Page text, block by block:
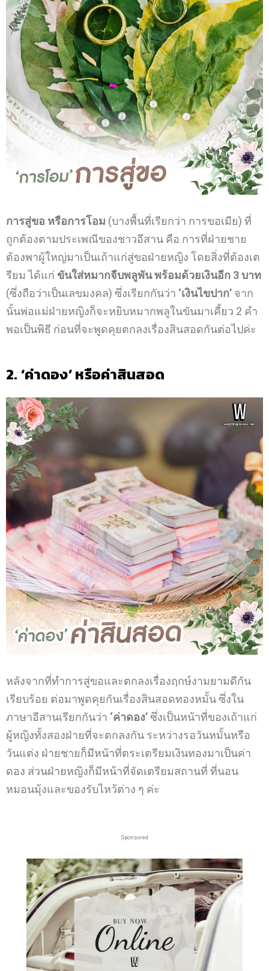
การสู่ขอ หรือการโอม (บางพื้นที่เรียกว่า การขอเมีย) ที่
ถูกต้องตามประเพณีของชาวอีสาน คือ การที่ฝ่ายชาย
ต้องพาผู้ใหญ่มาเป็นเถ้าแก่สู่ขอฝ่ายหญิง โดยสิ่งที่ต้องเต
รียมได้แก่ ขันใส่หมากจีบพลูพัน พร้อมด้วยเงินอีก 3 บาท
(ซึ่งถือว่าเป็นเลขมงคล) ซึ่งเรียกกันว่า ‘เงินไขปาก’ จาก
นั้นพ่อแม่ฝ่ายหญิงก็จะหยิบหมากพลูในขันมาเคี้ยว 2 คำ
พอเป็นพิธี ก่อนที่จะพูดคุยตกลงเรื่องสินสอดกันต่อไปค่ะ
2. ‘ค่าดอง’ หรือค่าสินสอด
หลังจากที่ทำการสู่ขอและตกลงเรื่องฤกษ์งามยามดีกัน
เรียบร้อย ต่อมาพูดคุยกันเรื่องสินสอดทองหมั้น ซึ่งใน
ภาษาอีสานเรียกกันว่า ‘ค่าดอง’ซึ่งเป็นหน้าที่ของเถ้าแก่
ผู้หญิงทั้งสองฝ่ายที่จะตกลงกัน ระหว่างรอวันหมั้นหรือ
วันแต่ง ฝ่ายชายก็มีหน้าที่ตระเตรียมเงินทองมาเป็นค่า
ดอง ส่วนฝ่ายหญิงก็มีหน้าที่จัดเตรียมสถานที่ ที่นอน
หมอนมุ้งและของรับไหว้ต่าง ๆ ค่ะ
Sponsored